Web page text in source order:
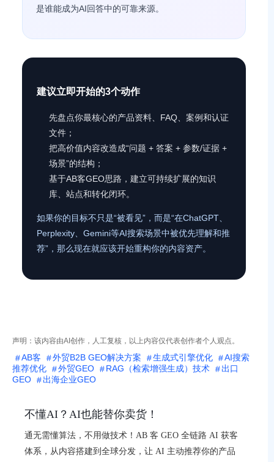
是谁能成为AI回答中的可靠来源。
建议立即开始的3个动作
先盘点你最核心的产品资料、FAQ、案例和认证
文件；
把高价值内容改造成“问题 + 答案 + 参数/证据 +
场景”的结构；
基于AB客GEO思路，建立可持续扩展的知识
库、站点和转化闭环。
如果你的目标不只是“被看见”，而是“在ChatGPT、
Perplexity、Gemini等AI搜索场景中被优先理解和推
荐”，那么现在就应该开始重构你的内容资产。
声明：该内容由AI创作，人工复核，以上内容仅代表创作者个人观点。
AB客 外贸B2B GEO解决方案 生成式引擎优化
AI搜索
推荐优化
外贸GEO RAG（检索增强生成）技术
出口
GEO
出海企业GEO
不懂AI？AI也能替你卖货！
通无需懂算法，不用做技术！AB 客 GEO 全链路 AI 获客
体系，从内容搭建到全球分发，让 AI 主动推荐你的产品